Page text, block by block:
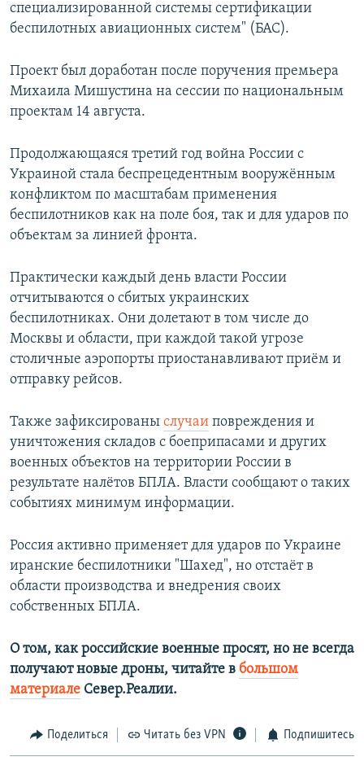
специализированной системы сертификации
беспилотных авиационных систем" (БАС).
Проект был доработан после поручения премьера
Михаила Мишустина на сессии по национальным
проектам 14 августа.
Продолжающаяся третий год война России с
Украиной стала беспрецедентным вооружённым
конфликтом по масштабам применения
беспилотников как на поле боя, так и для ударов по
объектам за линией фронта.
Практически каждый день власти России
отчитываются о сбитых украинских
беспилотниках. Они долетают в том числе до
Москвы и области, при каждой такой угрозе
столичные аэропорты приостанавливают приём и
отправку рейсов.
Также зафиксированы случаи повреждения и
уничтожения складов с боеприпасами и других
военных объектов на территории России в
результате налётов БПЛА. Власти сообщают о таких
событиях минимум информации.
Россия активно применяет для ударов по Украине
иранские беспилотники "Шахед", но отстаёт в
области производства и внедрения своих
собственных БПЛА.
О том, как российские военные просят, но не всегда
получают новые дроны, читайте в большом
материале Север.Реалии.
Поделиться Читать без VPN Подпишитесь